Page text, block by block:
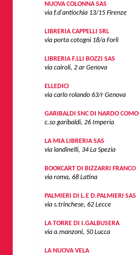
NUOVA COLONNA SAS
via f.d'antiochia 13/15 Firenze
LIBRERIA CAPPELLI SRL
via porta cotogni 18/a Forlì
LIBRERIA F.LLI BOZZI SAS
via cairoli, 2 ar Genova
ELLEDICI
via carlo rolando 63/r Genova
GARIBALDI SNC DI NARDO
c.so garibaldi, 26 Imperia
LA MIA LIBRERIA SAS
via landinelli, 34 La Spezia
BOOKCART DI BIZZARRI FRANCO
via roma, 68 Latina
PALMIERI DI L.E D.PALMIERI SAS
via s.trinchese, 62 Lecce
LA TORRE DI I.GALBUSERA
via a.manzoni, 50 Lucca
LA NUOVA VELA